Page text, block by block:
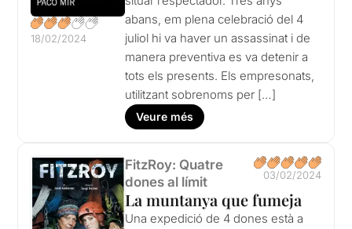
18/02/2024
abans, em plena celebració del 4
juliol hi va haver un assassinat i de
manera preventiva es va detenir a
tots els presents. Els empresonats,
utilitzant sobrenoms per […]
Veure més
FitzRoy: Quatre
dones al límit
03/02/2024
La muntanya que fumeja
Una expedició de 4 dones està a